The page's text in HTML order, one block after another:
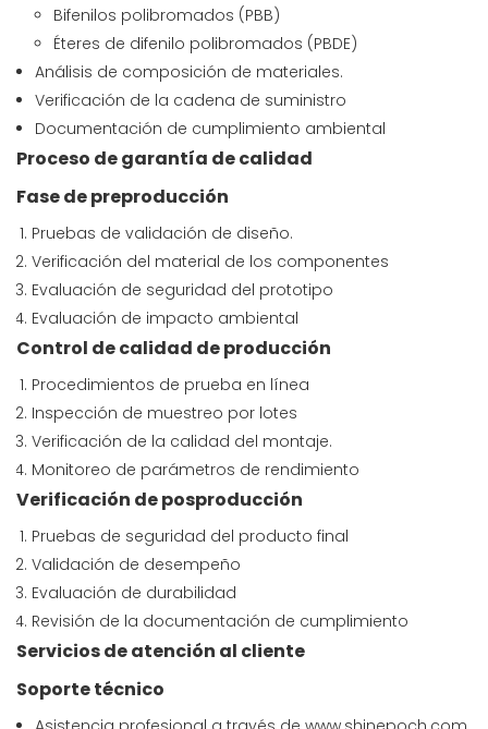
Bifenilos polibromados (PBB)
Éteres de difenilo polibromados (PBDE)
Análisis de composición de materiales.
Verificación de la cadena de suministro
Documentación de cumplimiento ambiental
Proceso de garantía de calidad
Fase de preproducción
Pruebas de validación de diseño.
Verificación del material de los componentes
Evaluación de seguridad del prototipo
Evaluación de impacto ambiental
Control de calidad de producción
Procedimientos de prueba en línea
Inspección de muestreo por lotes
Verificación de la calidad del montaje.
Monitoreo de parámetros de rendimiento
Verificación de posproducción
Pruebas de seguridad del producto final
Validación de desempeño
Evaluación de durabilidad
Revisión de la documentación de cumplimiento
Servicios de atención al cliente
Soporte técnico